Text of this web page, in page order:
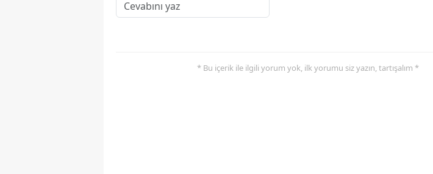
* Bu içerik ile ilgili yorum yok, ilk yorumu siz yazın, tartışalım *